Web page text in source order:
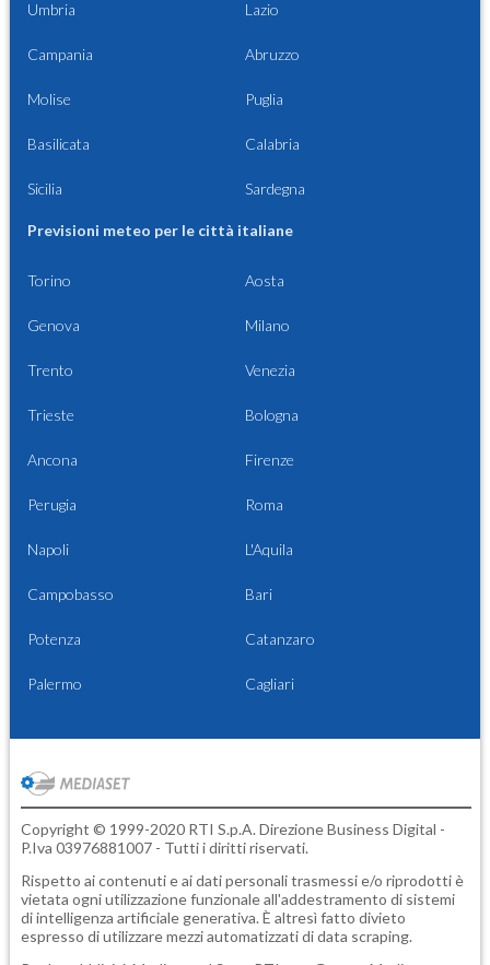
Umbria Lazio
Campania Abruzzo
Molise Puglia
Basilicata Calabria
Sicilia Sardegna
Previsioni meteo per le città italiane
Torino Aosta
Genova Milano
Trento Venezia
Trieste Bologna
Ancona Firenze
Perugia Roma
Napoli L'Aquila
Campobasso Bari
Potenza Catanzaro
Palermo Cagliari
Copyright © 1999-2020 RTI S.p.A. Direzione Business Digital -
P.Iva 03976881007 - Tutti i diritti riservati.
Rispetto ai contenuti e ai dati personali trasmessi e/o riprodotti è
vietata ogni utilizzazione funzionale all'addestramento di sistemi
di intelligenza artificiale generativa. È altresì fatto divieto
espresso di utilizzare mezzi automatizzati di data scraping.